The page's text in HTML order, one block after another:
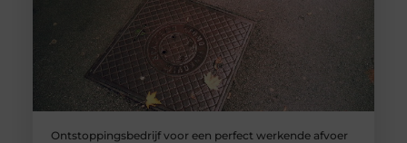
Ontstoppingsbedrijf voor een perfect werkende afvoer